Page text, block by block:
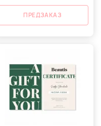
ПРЕДЗАКАЗ